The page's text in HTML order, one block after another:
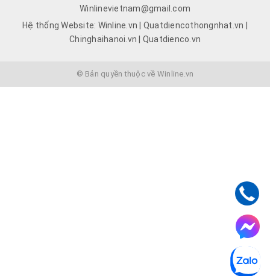
Winlinevietnam@gmail.com
Hệ thống Website: Winline.vn | Quatdiencothongnhat.vn |
Chinghaihanoi.vn | Quatdienco.vn
© Bản quyền thuộc về Winline.vn